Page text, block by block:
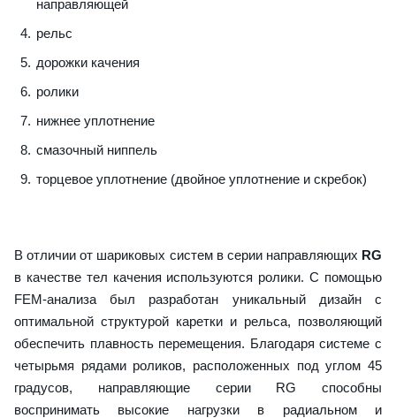
направляющей
рельс
дорожки качения
ролики
нижнее уплотнение
смазочный ниппель
торцевое уплотнение (двойное уплотнение и скребок)
В отличии от шариковых систем в серии направляющих RG
в качестве тел качения используются ролики. С помощью
FEM-анализа был разработан уникальный дизайн с
оптимальной структурой каретки и рельса, позволяющий
обеспечить плавность перемещения. Благодаря системе с
четырьмя рядами роликов, расположенных под углом 45
градусов, направляющие серии RG способны
воспринимать высокие нагрузки в радиальном и